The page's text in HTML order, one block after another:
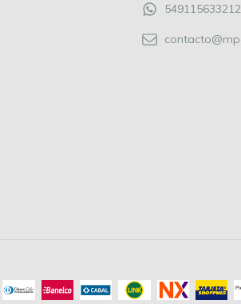
549115633212